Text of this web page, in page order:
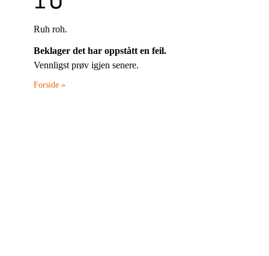
Ruh roh.
Beklager det har oppstått en feil.
Vennligst prøv igjen senere.
Forside »